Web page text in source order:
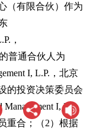
（有限合伙）作为
，
的普通合伙人为
I, L.P.，北京
的投资决策委员会
I, L.P.
重合；（2）根据